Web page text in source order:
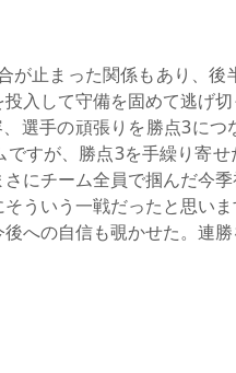
が止まった関係もあり、
入して守備を固めて逃げ
選手の頑張りを勝点3に
すが、勝点3を手繰り寄
にチーム全員で掴んだ今
ういう一戦だったと思い
への自信も覗かせた。連